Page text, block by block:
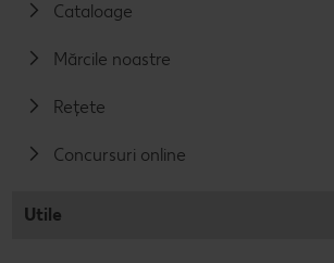
Cataloage
Mărcile noastre
Rețete
Concursuri online
Utile